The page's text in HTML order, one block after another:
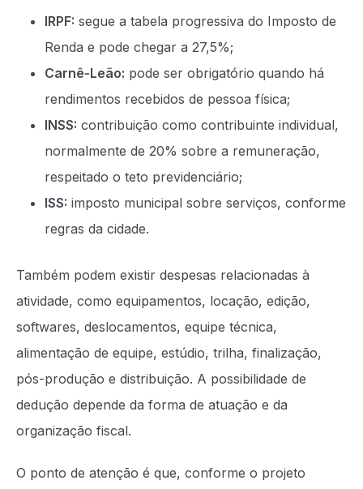
IRPF: segue a tabela progressiva do Imposto de
Renda e pode chegar a 27,5%;
Carnê-Leão: pode ser obrigatório quando há
rendimentos recebidos de pessoa física;
INSS: contribuição como contribuinte individual,
normalmente de 20% sobre a remuneração,
respeitado o teto previdenciário;
ISS: imposto municipal sobre serviços, conforme
regras da cidade.
Também podem existir despesas relacionadas à
atividade, como equipamentos, locação, edição,
softwares, deslocamentos, equipe técnica,
alimentação de equipe, estúdio, trilha, finalização,
pós-produção e distribuição. A possibilidade de
dedução depende da forma de atuação e da
organização fiscal.
O ponto de atenção é que, conforme o projeto